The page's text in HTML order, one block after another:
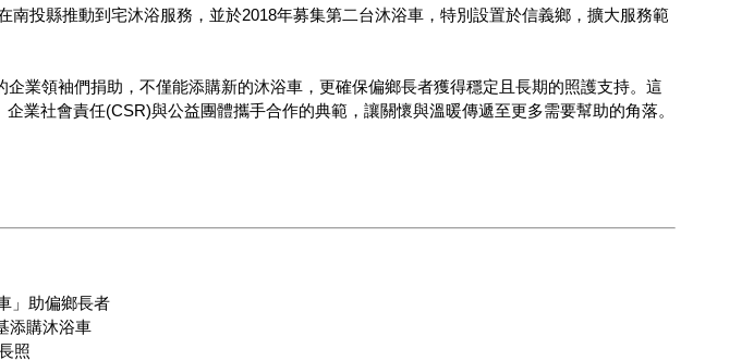
南投縣推動到宅沐浴服務，並於2018年募集第二台沐浴車，特別設置於信義鄉，擴大服務範
企業領袖們捐助，不僅能添購新的沐浴車，更確保偏鄉長者獲得穩定且長期的照護支持。這
業社會責任(CSR)與公益團體攜手合作的典範，讓關懷與溫暖傳遞至更多需要幫助的角落。
」助偏鄉長者
添購沐浴車
照